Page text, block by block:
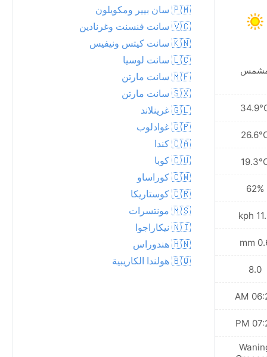
62%
11.9
0.6
8.0
07:21
مشمس
35.6°C
27.1°C
20.1°C
63%
9.7 kph
3.0 mm
9.0
🇵🇲 سان بيير ومكويلون
🇻🇨 سانت فنسنت وغرنادين
🇰🇳 سانت كيتس ونيفيس
🇱🇨 سانت لوسيا
🇲🇫 سانت مارتن
🇸🇽 سانت مارتن
🇬🇱 غرينلاند
🇬🇵 غوادلوب
🇨🇦 كندا
🇨🇺 كوبا
🇨🇼 كوراساو
🇨🇷 كوستاريكا
🇲🇸 مونتسرات
🇳🇮 نيكاراجوا
🇭🇳 هندوراس
🇧🇶 هولندا الكاريبية